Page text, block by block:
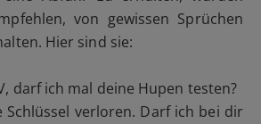
von gewissen Sprüchen
Hier sind sie:
darf ich mal deine Hupen testen?
Schlüssel verloren. Darf ich bei dir